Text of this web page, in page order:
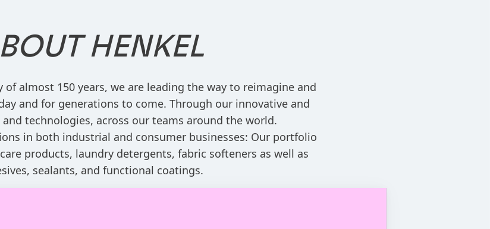
HENKEL
almost 150 years, we are leading the way to reimagine and
and for generations to come. Through our innovative and
technologies, across our teams around the world.
in both industrial and consumer businesses: Our portfolio
products, laundry detergents, fabric softeners as well as
sealants, and functional coatings.